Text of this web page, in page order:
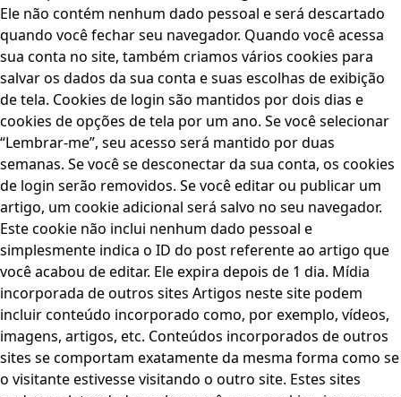
Ele não contém nenhum dado pessoal e será descartado
quando você fechar seu navegador. Quando você acessa
sua conta no site, também criamos vários cookies para
salvar os dados da sua conta e suas escolhas de exibição
de tela. Cookies de login são mantidos por dois dias e
cookies de opções de tela por um ano. Se você selecionar
“Lembrar-me”, seu acesso será mantido por duas
semanas. Se você se desconectar da sua conta, os cookies
de login serão removidos. Se você editar ou publicar um
artigo, um cookie adicional será salvo no seu navegador.
Este cookie não inclui nenhum dado pessoal e
simplesmente indica o ID do post referente ao artigo que
você acabou de editar. Ele expira depois de 1 dia. Mídia
incorporada de outros sites Artigos neste site podem
incluir conteúdo incorporado como, por exemplo, vídeos,
imagens, artigos, etc. Conteúdos incorporados de outros
sites se comportam exatamente da mesma forma como se
o visitante estivesse visitando o outro site. Estes sites